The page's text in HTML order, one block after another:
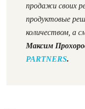
продажи своих
продуктовые
количеством, а
Максим
PARTNERS.